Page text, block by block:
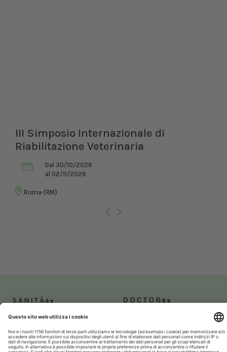
III Simposio Internazionale di
Riabilitazione Veterinaria
Dal 30/10/2026
al 02/11/2026
Roma (RM)